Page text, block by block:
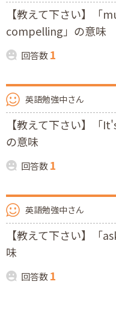
【教えて下さい】「
compelling」の意味
回答数1
英語勉強中さん
【教えて下さい】「
の意味
回答数1
英語勉強中さん
【教えて下さい】「
味
回答数1